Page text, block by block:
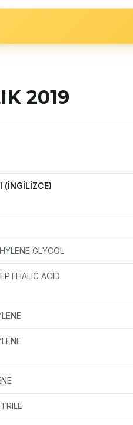
2019
(İNGİLİZCE)
GLYCOL
ACID